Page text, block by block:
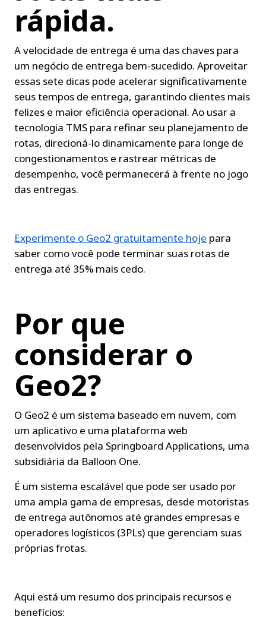
rápida.
A velocidade de entrega é uma das chaves para
um negócio de entrega bem-sucedido. Aproveitar
essas sete dicas pode acelerar significativamente
seus tempos de entrega, garantindo clientes mais
felizes e maior eficiência operacional. Ao usar a
tecnologia TMS para refinar seu planejamento de
rotas, direcioná-lo dinamicamente para longe de
congestionamentos e rastrear métricas de
desempenho, você permanecerá à frente no jogo
das entregas.
Experimente o Geo2 gratuitamente hoje para
saber como você pode terminar suas rotas de
entrega até 35% mais cedo.
Por que
considerar o
Geo2?
O Geo2 é um sistema baseado em nuvem, com
um aplicativo e uma plataforma web
desenvolvidos pela Springboard Applications, uma
subsidiária da Balloon One.
É um sistema escalável que pode ser usado por
uma ampla gama de empresas, desde motoristas
de entrega autônomos até grandes empresas e
operadores logísticos (3PLs) que gerenciam suas
próprias frotas.
Aqui está um resumo dos principais recursos e
benefícios: